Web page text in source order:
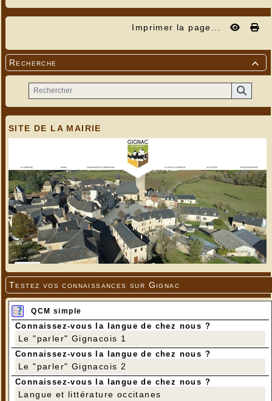
Imprimer la page...

Recherche
SITE DE LA MAIRIE
Testez vos connaissances sur Gignac
QCM simple
Connaissez-vous la langue de chez nous ?
Le "parler" Gignacois 1
Connaissez-vous la langue de chez nous ?
Le "parler" Gignacois 2
Connaissez-vous la langue de chez nous ?
Langue et littérature occitanes